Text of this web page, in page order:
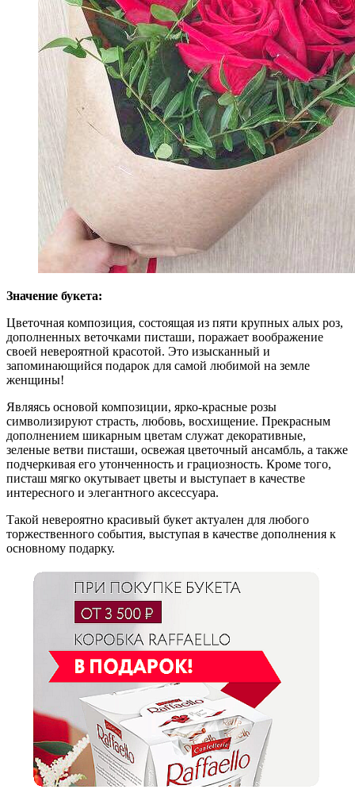
Значение букета:
Цветочная композиция, состоящая из пяти крупных алых роз,
дополненных веточками писташи, поражает воображение
своей невероятной красотой. Это изысканный и
запоминающийся подарок для самой любимой на земле
женщины!
Являясь основой композиции, ярко-красные розы
символизируют страсть, любовь, восхищение. Прекрасным
дополнением шикарным цветам служат декоративные,
зеленые ветви писташи, освежая цветочный ансамбль, а также
подчеркивая его утонченность и грациозность. Кроме того,
писташ мягко окутывает цветы и выступает в качестве
интересного и элегантного аксессуара.
Такой невероятно красивый букет актуален для любого
торжественного события, выступая в качестве дополнения к
основному подарку.